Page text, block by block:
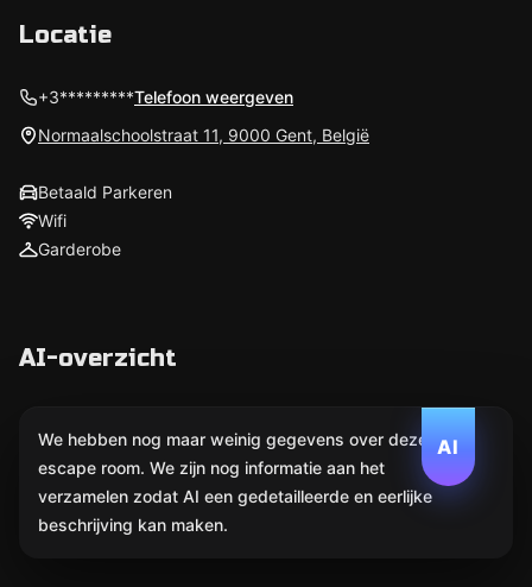
Locatie
+3*********Telefoon weergeven
Normaalschoolstraat 11, 9000 Gent, België
Betaald Parkeren
Wifi
Garderobe
AI-overzicht
AI
We hebben nog maar weinig gegevens over deze
escape room. We zijn nog informatie aan het
verzamelen zodat AI een gedetailleerde en eerlijke
beschrijving kan maken.